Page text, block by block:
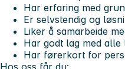
Har erfaring med
Er selvstendig og
Liker å samarbeide
Har godt lag med
Har førerkort for
Hos oss får du: